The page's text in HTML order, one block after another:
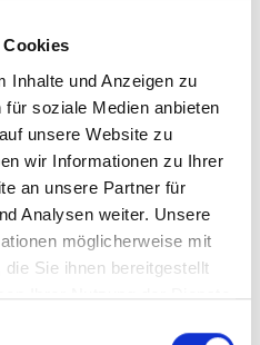
Cookies
Inhalte und Anzeigen zu
soziale Medien anbieten
unsere Website zu
wir Informationen zu Ihrer
an unsere Partner für
Analysen weiter. Unsere
möglicherweise mit
Sie ihnen bereitgestellt
Ihrer Nutzung der Dienste
zeigt,
zu bieten.
das richtige
mit
dieses
deiner